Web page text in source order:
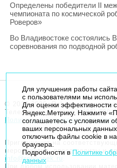
Определены победители II
чемпионата по космической
Роверов»
Во Владивостоке состоялись
соревнования по подводной
© 2014-2026. Robogeek.ru -
Телефон редакции+7(495) 790-
Политика в отношении
Приглашения на
мероприятия, пресс-релизы и
info@robogeek.ru
При любом использовании
Для улучшения работы
с пользователями мы
Для оценки эффективности
Яндекс.Метрику. Нажмите
соглашаетесь с условиями
ваших персональных
отключить файлы cookie в
браузера.
Подробности в Политике
данных